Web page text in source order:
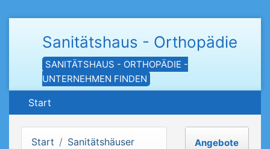
Sanitätshaus - Orthopädie
SANITÄTSHAUS - ORTHOPÄDIE -
UNTERNEHMEN FINDEN
Start
Start
Sanitätshäuser
Angebote